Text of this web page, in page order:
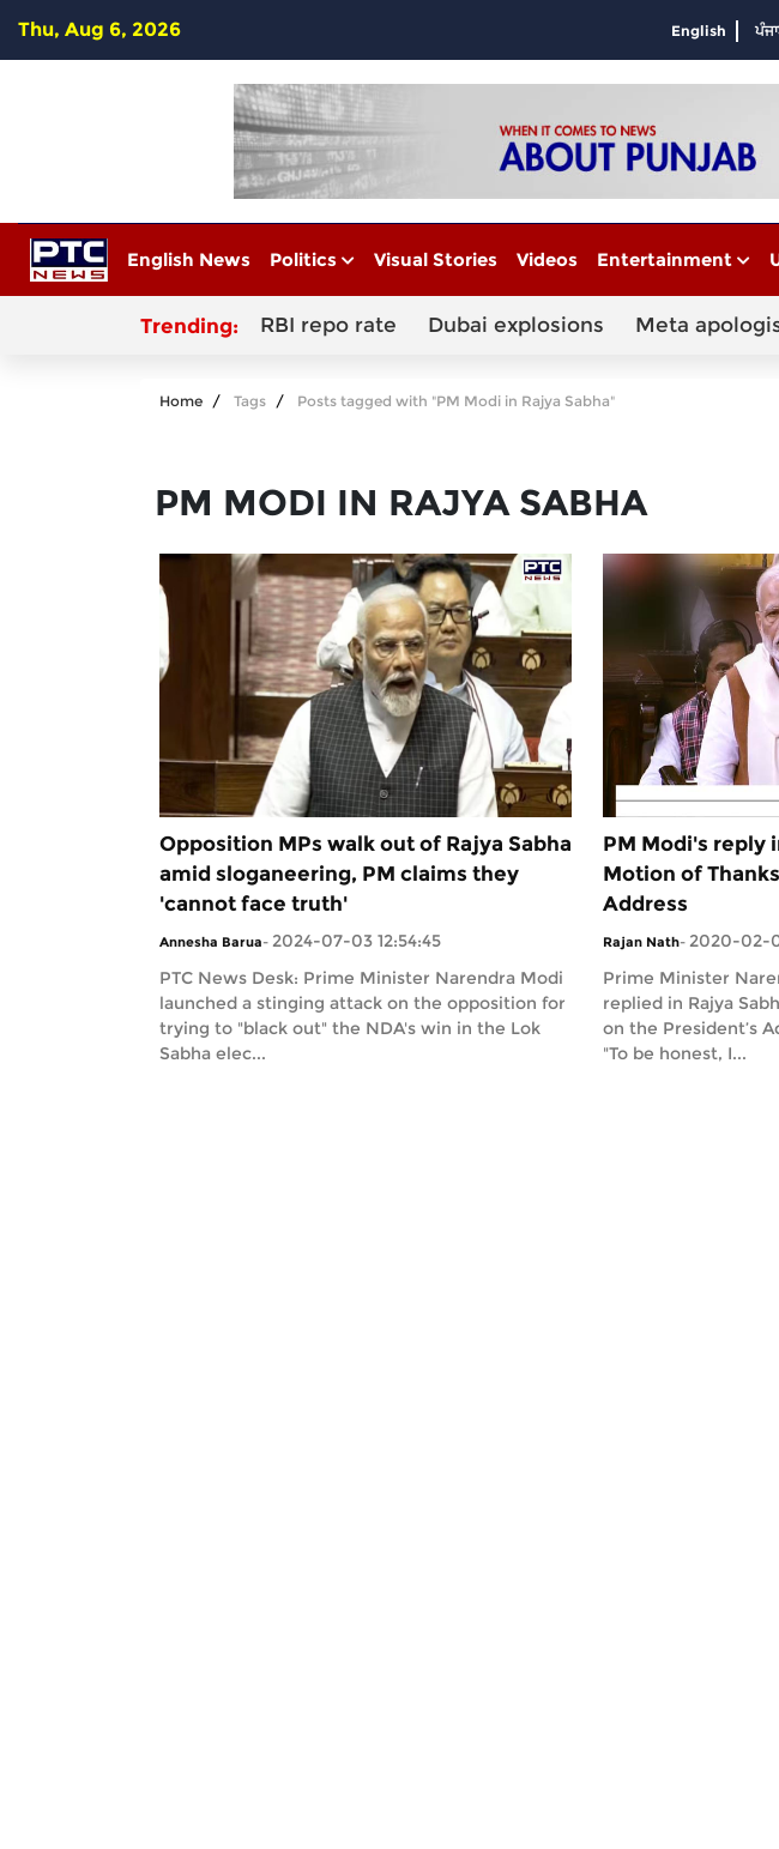
Thu, Aug 6, 2026 English
English News Politics Visual Stories Videos Entertainment
Trending: RBI repo rate Dubai explosions Meta
Home Tags Posts tagged with "PM Modi in Rajya Sabha"
PM MODI IN RAJYA SABHA
Opposition MPs walk out of Rajya Sabha
amid sloganeering, PM claims they
'cannot face truth'
Annesha Barua- 2024-07-03 12:54:45
PTC News Desk: Prime Minister Narendra Modi
launched a stinging attack on the opposition for
trying to "black out" the NDA's win in the Lok
Sabha elec...
PM Modi's reply
Motion of
Address
Rajan Nath- 2020-02-
Prime Minister
replied in Rajya
on the President’s
"To be honest, I...